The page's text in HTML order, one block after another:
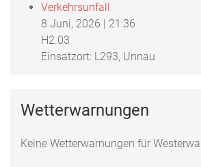
Verkehrsunfall
8 Juni, 2026 | 21:36
H2.03
Einsatzort: L293, Unnau
Wetterwarnungen
Keine Wetterwarnungen für